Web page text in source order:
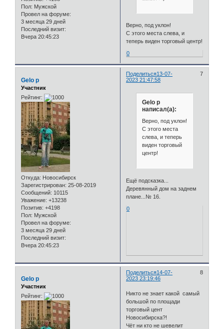
Пол: Мужской
Провел на форуме:
3 месяца 29 дней
Последний визит:
Вчера 20:45:23
Верно, под уклон!
С этого места слева, и
теперь виден торговый центр!
0
Поделиться 7
13-07-
2023 21:47:58
Gelo p
Участник
Рейтинг:
Откуда: Новосибирск
Зарегистрирован: 25-08-2019
Сообщений: 10115
Уважение: +13238
Позитив: +4198
Пол: Мужской
Провел на форуме:
3 месяца 29 дней
Последний визит:
Вчера 20:45:23
Gelo p
написал(а):
Верно, под уклон!
С этого места
слева, и теперь
виден торговый
центр!
Ещё подсказка...
Деревянный дом на заднем
плане...№ 16.
0
Поделиться 8
14-07-
2023 23:19:46
Gelo p
Участник
Рейтинг:
Никто не знает какой самый
большой по площади
торговый цент
Новосибирска?!
Чёт ни кто не шевелит